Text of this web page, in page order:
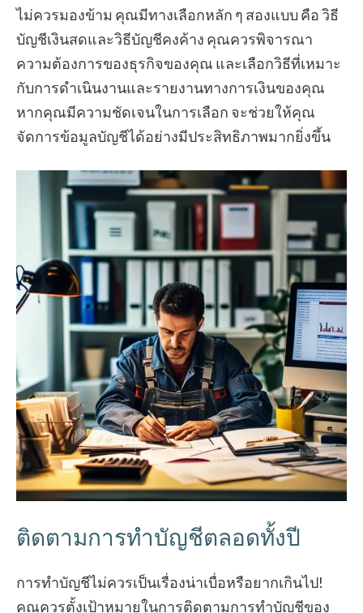
ไม่ควรมองข้าม คุณมีทางเลือกหลัก ๆ สองแบบ คือ วิธี
บัญชีเงินสดและวิธีบัญชีคงค้าง คุณควรพิจารณา
ความต้องการของธุรกิจของคุณ และเลือกวิธีที่เหมาะ
กับการดำเนินงานและรายงานทางการเงินของคุณ
หากคุณมีความชัดเจนในการเลือก จะช่วยให้คุณ
จัดการข้อมูลบัญชีได้อย่างมีประสิทธิภาพมากยิ่งขึ้น
ติดตามการทำบัญชีตลอดทั้งปี
การทำบัญชีไม่ควรเป็นเรื่องน่าเบื่อหรือยากเกินไป!
คุณควรตั้งเป้าหมายในการติดตามการทำบัญชีของ